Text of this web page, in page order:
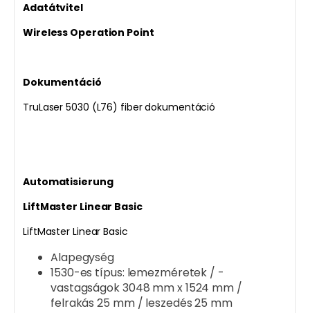
Adatátvitel
Wireless Operation Point
Dokumentáció
TruLaser 5030 (L76) fiber dokumentáció
Automatisierung
LiftMaster Linear Basic
LiftMaster Linear Basic
Alapegység
1530-es típus: lemezméretek / -
vastagságok 3048 mm x 1524 mm /
felrakás 25 mm / leszedés 25 mm